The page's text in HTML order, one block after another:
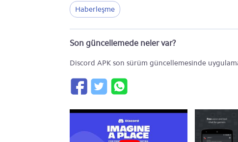
Haberleşme
Son güncellemede neler var?
Discord APK son sürüm güncellemesinde